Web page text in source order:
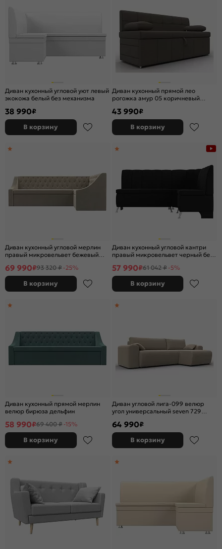
Диван кухонный угловой уют левый
экокожа белый без механизма
38 990₽
В корзину
Диван кухонный прямой лео
рогожка амур 05 коричневый
43 990₽
В корзину
Диван кухонный угловой мерлин
правый микровельвет бежевый
69 990₽93 320 ₽ -25%
В корзину
Диван кухонный угловой кантри
правый микровельвет черный без
57 990₽61 042 ₽ -5%
В корзину
Диван кухонный прямой мерлин
велюр бирюза дельфин
58 990₽69 400 ₽ -15%
В корзину
Диван угловой лига-099 велюр
угол универсальный seven 729
64 990₽
В корзину